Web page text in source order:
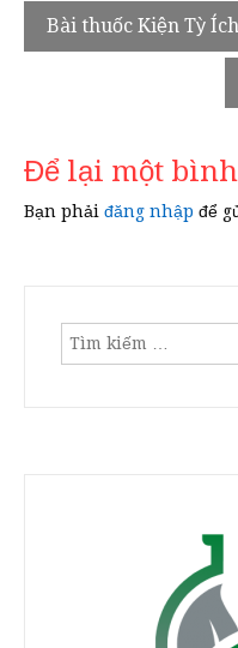
Điều
hướng
Bài thuốc Kiện Tỳ
Để lại một
Bạn phải đăng nhập để
Tìm
kiếm